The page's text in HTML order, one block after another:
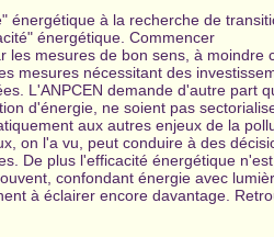
énergétique à la recherche de
énergétique. Commencer
les mesures de bon sens, à moindre
mesures nécessitant des
L'ANPCEN demande d'autre part
d'énergie, ne soient pas
aux autres enjeux de la
on l'a vu, peut conduire à des
De plus l'efficacité énergétique
confondant énergie avec
à éclairer encore davantage.